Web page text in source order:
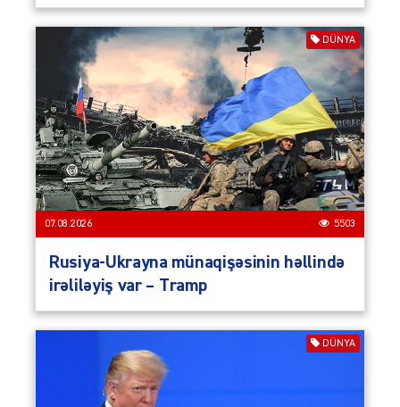
DÜNYA
07.08.2026 5503
Rusiya-Ukrayna münaqişəsinin həllində
irəliləyiş var – Tramp
DÜNYA